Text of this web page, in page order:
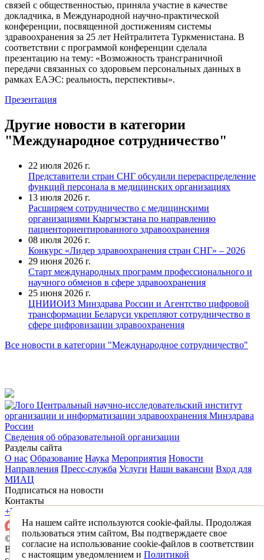
На нашем сайте используются cookie-файлы. Продолжая
пользоваться этим сайтом, Вы подтверждаете свое
согласие на использование cookie-файлов в соответствии
с настоящим уведомлением и Политикой
связей с общественностью, приняла участие в качестве
докладчика, в Международной научно-практической
конференции, посвященной достижениям системы
здравоохранения за 25 лет Нейтралитета Туркменистана. В
соответствии с программой конференции сделала
презентацию на тему: «Возможность трансграничной
передачи связанных со здоровьем персональных данных в
рамках ЕАЭС: реальность, перспективы».
Презентация
Другие новости в категории
"Международное сотрудничество"
22 июля 2026 г.
Представители стран СНГ обсудили перераспределение
функций персонала в медицинских организациях
13 июля 2026 г.
Расширяем сотрудничество с медицинскими
организациями Кыргызстана по направлению
пациенториентированного здравоохранения
08 июля 2026 г.
Конкурс «Лидер здравоохранения стран СНГ» – 2026
29 июня 2026 г.
Старт международных программ профессионального и
научного обменов в сфере здравоохранения
25 июня 2026 г.
ЦНИИОИЗ Минздрава России и Агентство цифровой
трансформации Беларуси укрепляют сотрудничество в
сфере цифровизации здравоохранения
Все новости в категории "Международное сотрудничество"
Центральный научно-исследовательский институт
организации и информатизации здравоохранения Минздрава
России
Сведения об образовательной организации
Разделы сайта
О нас Образование Наука Мероприятия Новости
Направления Пресс-служба Услуги Наши вакансии Вход для
МИАЦ
Подписаться на новости
Контакты
+7 (495) 618-31-83
© 2026 ФГБУ «ЦНИИОИЗ» Минздрава России
Все материалы, находящиеся на сайте охраняются в